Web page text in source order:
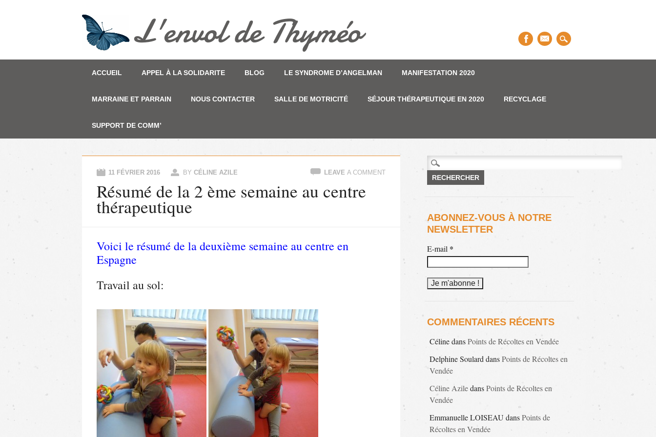
Main menu ACCUEIL APPEL À LA SOLIDARITE BLOG LE SYNDROME D’ANGELMAN MANIFESTATION 2020
MARRAINE ET PARRAIN NOUS CONTACTER SALLE DE MOTRICITÉ SÉJOUR THÉRAPEUTIQUE EN 2020 RECYCLAGE
SUPPORT DE COMM’
11 FÉVRIER 2016 BY CÉLINE AZILE LEAVE A COMMENT
Résumé de la 2 ème semaine au centre
thérapeutique
Voici le résumé de la deuxième semaine au centre en
Espagne
Travail au sol:
Rechercher :
ABONNEZ-VOUS À NOTRE
NEWSLETTER
E-mail *
COMMENTAIRES RÉCENTS
CélinedansPoints de Récoltes en Vendée
Delphine Soulard dansPoints de Récoltes en
Vendée
Céline AziledansPoints de Récoltes en
Vendée
Emmanuelle LOISEAU dansPoints de
Récoltes en Vendée